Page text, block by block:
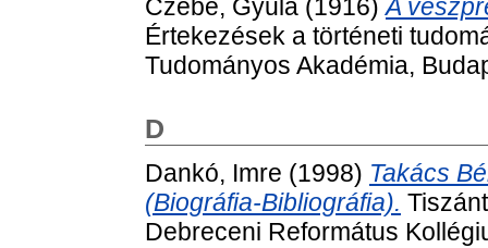
Czebe, Gyula (1916)A
Értekezések a történeti
Tudományos Akadémia,
D
Dankó, Imre (1998) Takács
(Biográfia-Bibliográfia).
Debreceni Református